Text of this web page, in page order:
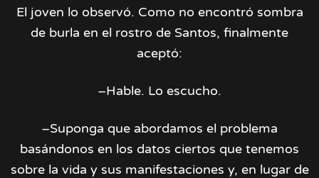
El joven lo observó. Como no encontró sombra
de burla en el rostro de Santos, finalmente
aceptó:
–Hable. Lo escucho.
–Suponga que abordamos el problema
basándonos en los datos ciertos que tenemos
sobre la vida y sus manifestaciones y, en lugar de